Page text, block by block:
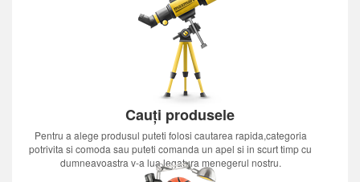
Cauți produsele
Pentru a alege produsul puteti folosi cautarea rapida,categoria
potrivita si comoda sau puteti comanda un apel si in scurt timp cu
dumneavoastra v-a lua legatura menegerul nostru.